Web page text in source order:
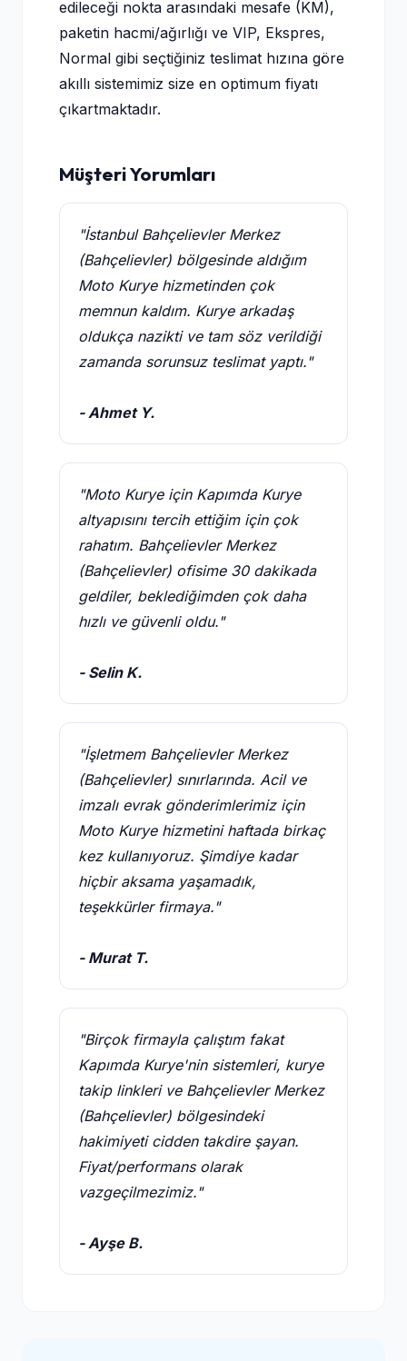
edileceği nokta arasındaki mesafe (KM),
paketin hacmi/ağırlığı ve VIP, Ekspres,
Normal gibi seçtiğiniz teslimat hızına göre
akıllı sistemimiz size en optimum fiyatı
çıkartmaktadır.
Müşteri Yorumları
"İstanbul Bahçelievler Merkez
(Bahçelievler) bölgesinde aldığım
Moto Kurye hizmetinden çok
memnun kaldım. Kurye arkadaş
oldukça nazikti ve tam söz verildiği
zamanda sorunsuz teslimat yaptı."
- Ahmet Y.
"Moto Kurye için Kapımda Kurye
altyapısını tercih ettiğim için çok
rahatım. Bahçelievler Merkez
(Bahçelievler) ofisime 30 dakikada
geldiler, beklediğimden çok daha
hızlı ve güvenli oldu."
- Selin K.
"İşletmem Bahçelievler Merkez
(Bahçelievler) sınırlarında. Acil ve
imzalı evrak gönderimlerimiz için
Moto Kurye hizmetini haftada birkaç
kez kullanıyoruz. Şimdiye kadar
hiçbir aksama yaşamadık,
teşekkürler firmaya."
- Murat T.
"Birçok firmayla çalıştım fakat
Kapımda Kurye'nin sistemleri, kurye
takip linkleri ve Bahçelievler Merkez
(Bahçelievler) bölgesindeki
hakimiyeti cidden takdire şayan.
Fiyat/performans olarak
vazgeçilmezimiz."
- Ayşe B.